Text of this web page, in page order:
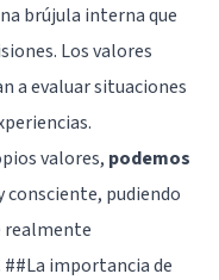
brújula interna que
Los valores
a evaluar situaciones
valores, podemos
consciente, pudiendo
realmente
importancia de